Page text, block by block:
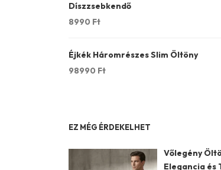
Díszzsebkendő
8990 Ft
Éjkék Háromrészes Slim Öltöny
98990 Ft
EZ MÉG ÉRDEKELHET
Vőlegény
Elegancia és